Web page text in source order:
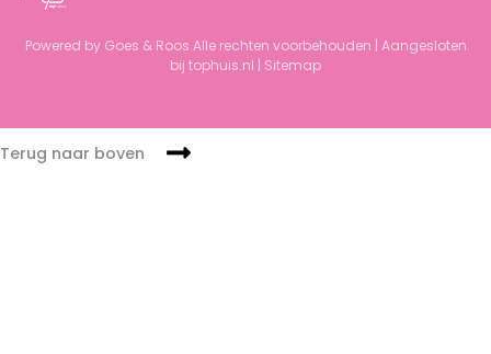
Powered by Goes & Roos Alle rechten voorbehouden | Aangesloten
bij tophuis.nl | Sitemap